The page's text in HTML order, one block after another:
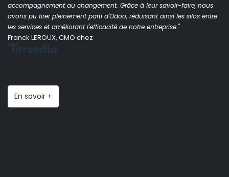
accompagnement au changement. Grâce à leur savoir-faire, nous
avons pu tirer pleinement parti d'Odoo, réduisant ainsi les silos entre
les services et améliorant l'efficacité de notre entreprise."
Franck LEROUX, CMO chez
En savoir +